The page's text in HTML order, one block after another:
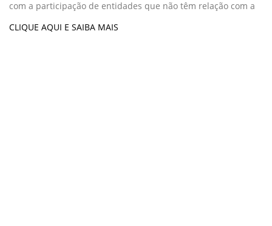
com a participação de entidades que não têm relação com a
CLIQUE AQUI E SAIBA MAIS